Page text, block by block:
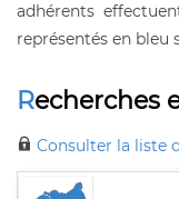
adhérents
représentés en bleu
Recherches
Consulter la liste